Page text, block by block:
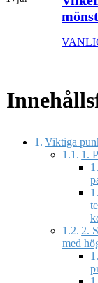
Viktiga
1.
2.
med